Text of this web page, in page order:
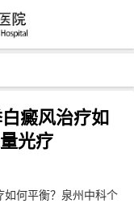
癜风治疗如
光疗
如何平衡？泉州中科个